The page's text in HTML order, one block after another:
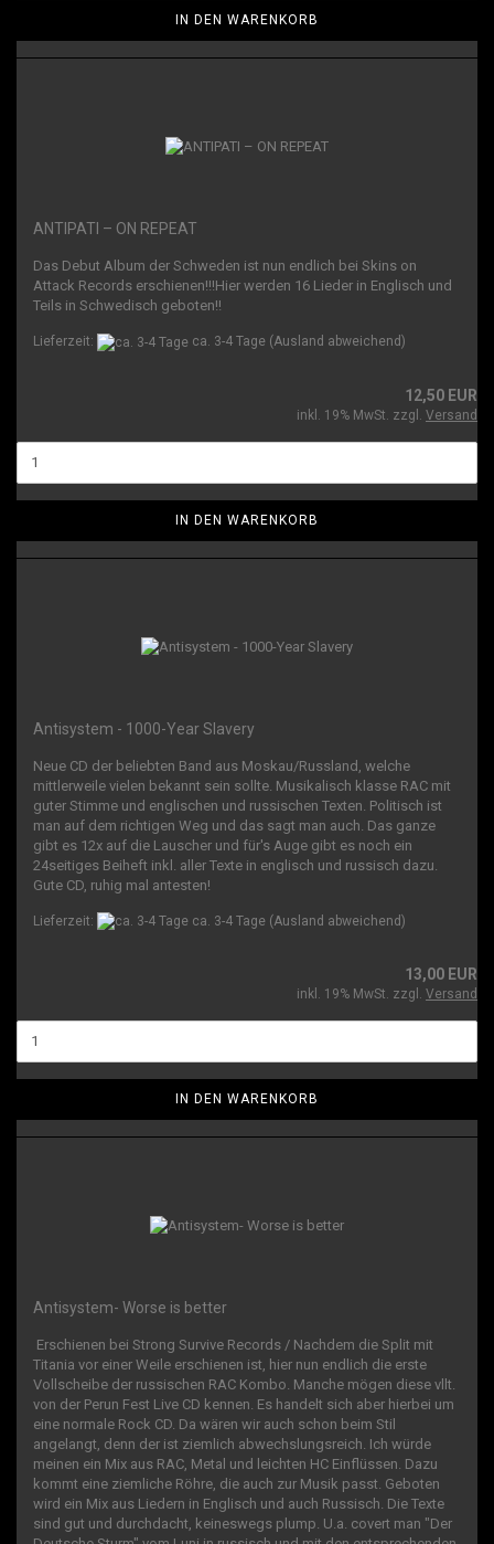
IN DEN WARENKORB
ANTIPATI – ON REPEAT
Das Debut Album der Schweden ist nun endlich bei Skins on
Attack Records erschienen!!!Hier werden 16 Lieder in Englisch und
Teils in Schwedisch geboten!!
Lieferzeit: ca. 3-4 Tage (Ausland abweichend)
12,50 EUR
inkl. 19% MwSt. zzgl. Versand
IN DEN WARENKORB
Antisystem - 1000-Year Slavery
Neue CD der beliebten Band aus Moskau/Russland, welche
mittlerweile vielen bekannt sein sollte. Musikalisch klasse RAC mit
guter Stimme und englischen und russischen Texten. Politisch ist
man auf dem richtigen Weg und das sagt man auch. Das ganze
gibt es 12x auf die Lauscher und für's Auge gibt es noch ein
24seitiges Beiheft inkl. aller Texte in englisch und russisch dazu.
Gute CD, ruhig mal antesten!
Lieferzeit: ca. 3-4 Tage (Ausland abweichend)
13,00 EUR
inkl. 19% MwSt. zzgl. Versand
IN DEN WARENKORB
Antisystem- Worse is better
Erschienen bei Strong Survive Records / Nachdem die Split mit
Titania vor einer Weile erschienen ist, hier nun endlich die erste
Vollscheibe der russischen RAC Kombo. Manche mögen diese vllt.
von der Perun Fest Live CD kennen. Es handelt sich aber hierbei um
eine normale Rock CD. Da wären wir auch schon beim Stil
angelangt, denn der ist ziemlich abwechslungsreich. Ich würde
meinen ein Mix aus RAC, Metal und leichten HC Einflüssen. Dazu
kommt eine ziemliche Röhre, die auch zur Musik passt. Geboten
wird ein Mix aus Liedern in Englisch und auch Russisch. Die Texte
sind gut und durchdacht, keineswegs plump. U.a. covert man "Der